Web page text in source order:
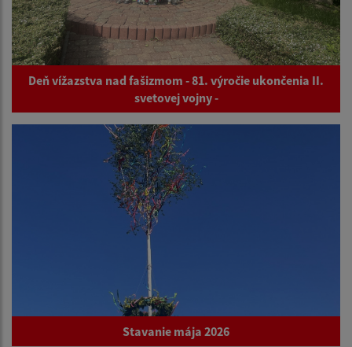
Deň vížazstva nad fašizmom - 81. výročie ukončenia II.
svetovej vojny -
Stavanie mája 2026